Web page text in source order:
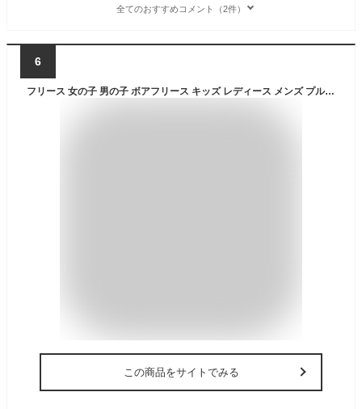
全てのおすすめコメント（2件）
6
フリース 女の子 男の子 ボアフリース キッズ レディース メンズ プルオーバー 難燃 ふわふわ 100cm 110cm 120cm 130cm XS S M L XL 2XL 子供服 アウター 親子コーデ 無地 キャンプ アウトドア 防寒 JJCAMP
この商品をサイトでみる